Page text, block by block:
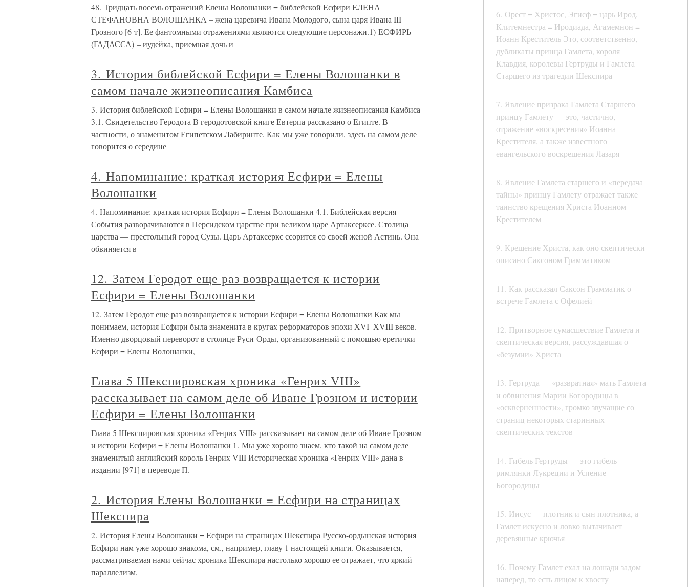
6. Орест = Христос, Эгисф = царь Ирод,
Клитемнестра = Иродиада, Агамемнон =
Иоанн Креститель Это, соответственно,
дубликаты принца Гамлета, короля
Клавдия, королевы Гертруды и Гамлета
Старшего из трагедии Шекспира
7. Явление призрака Гамлета Старшего
принцу Гамлету — это, частично,
отражение «воскресения» Иоанна
Крестителя, а также известного
евангельского воскрешения Лазаря
8. Явление Гамлета старшего и «передача
тайны» принцу Гамлету отражает также
таинство крещения Христа Иоанном
Крестителем
9. Крещение Христа, как оно скептически
описано Саксоном Грамматиком
11. Как рассказал Саксон Грамматик о
встрече Гамлета с Офелией
12. Притворное сумасшествие Гамлета и
скептическая версия, рассуждавшая о
«безумии» Христа
13. Гертруда — «развратная» мать Гамлета
и обвинения Марии Богородицы в
«оскверненности», громко звучащие со
страниц некоторых старинных
скептических текстов
14. Гибель Гертруды — это гибель
римлянки Лукреции и Успение
Богородицы
15. Иисус — плотник и сын плотника, а
Гамлет искусно и ловко вытачивает
деревянные крючья
16. Почему Гамлет ехал на лошади задом
наперед, то есть лицом к хвосту
48. Тридцать восемь отражений Елены Волошанки = библейской Есфири ЕЛЕНА
СТЕФАНОВНА ВОЛОШАНКА – жена царевича Ивана Молодого, сына царя Ивана III
Грозного [6 т]. Ее фантомными отражениями являются следующие персонажи.1) ЕСФИРЬ
(ГАДАССА) – иудейка, приемная дочь и
3. История библейской Есфири = Елены Волошанки в
самом начале жизнеописания Камбиса
3. История библейской Есфири = Елены Волошанки в самом начале жизнеописания Камбиса
3.1. Свидетельство Геродота В геродотовской книге Евтерпа рассказано о Египте. В
частности, о знаменитом Египетском Лабиринте. Как мы уже говорили, здесь на самом деле
говорится о середине
4. Напоминание: краткая история Есфири = Елены
Волошанки
4. Напоминание: краткая история Есфири = Елены Волошанки 4.1. Библейская версия
События разворачиваются в Персидском царстве при великом царе Артаксерксе. Столица
царства — престольный город Сузы. Царь Артаксеркс ссорится со своей женой Астинь. Она
обвиняется в
12. Затем Геродот еще раз возвращается к истории
Есфири = Елены Волошанки
12. Затем Геродот еще раз возвращается к истории Есфири = Елены Волошанки Как мы
понимаем, история Есфири была знаменита в кругах реформаторов эпохи XVI–XVIII веков.
Именно дворцовый переворот в столице Руси-Орды, организованный с помощью еретички
Есфири = Елены Волошанки,
Глава 5 Шекспировская хроника «Генрих VIII»
рассказывает на самом деле об Иване Грозном и истории
Есфири = Елены Волошанки
Глава 5 Шекспировская хроника «Генрих VIII» рассказывает на самом деле об Иване Грозном
и истории Есфири = Елены Волошанки 1. Мы уже хорошо знаем, кто такой на самом деле
знаменитый английский король Генрих VIII Историческая хроника «Генрих VIII» дана в
издании [971] в переводе П.
2. История Елены Волошанки = Есфири на страницах
Шекспира
2. История Елены Волошанки = Есфири на страницах Шекспира Русско-ордынская история
Есфири нам уже хорошо знакома, см., например, главу 1 настоящей книги. Оказывается,
рассматриваемая нами сейчас хроника Шекспира настолько хорошо ее отражает, что яркий
параллелизм,